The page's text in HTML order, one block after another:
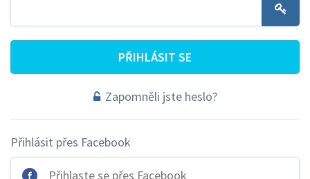
PŘIHLÁSIT SE
Zapomněli jste heslo?
Přihlásit přes Facebook
Přihlaste se přes Facebook